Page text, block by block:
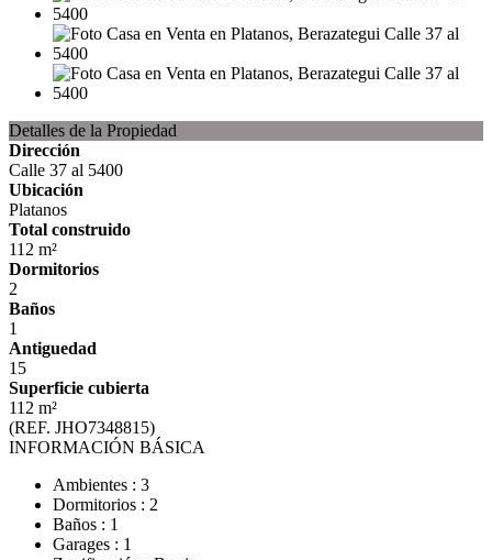
Detalles de la Propiedad
Dirección
Calle 37 al 5400
Ubicación
Platanos
Total construido
112 m²
Dormitorios
2
Baños
1
Antiguedad
15
Superficie cubierta
112 m²
(REF. JHO7348815)
INFORMACIÓN BÁSICA
Ambientes : 3
Dormitorios : 2
Baños : 1
Garages : 1